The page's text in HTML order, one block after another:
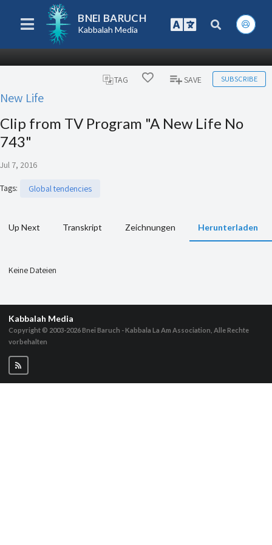
BNEI BARUCH
Kabbalah Media
TAG SAVE SUBSCRIBE
New Life
Clip from TV Program "A New Life No
743"
Jul 7, 2016
Tags: Global tendencies
Up Next Transkript Zeichnungen Herunterladen
Keine Dateien
Kabbalah Media
Copyright © 2003-2026Bnei Baruch - Kabbala La Am Association, Alle Rechte
vorbehalten